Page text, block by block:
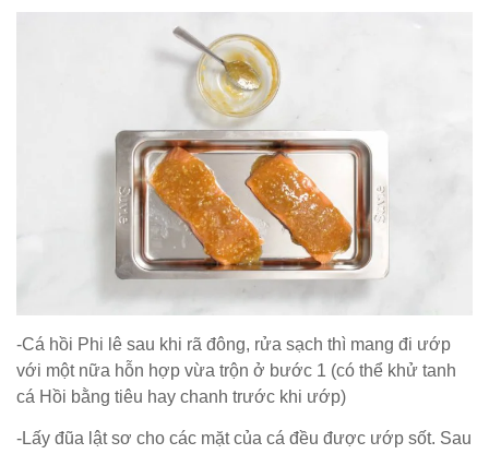
-Cá hồi Phi lê sau khi rã đông, rửa sạch thì mang đi ướp
với một nữa hỗn hợp vừa trộn ở bước 1 (có thể khử tanh
cá Hồi bằng tiêu hay chanh trước khi ướp)
-Lấy đũa lật sơ cho các mặt của cá đều được ướp sốt. Sau